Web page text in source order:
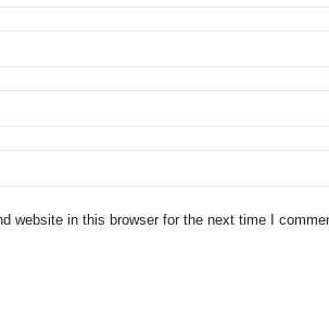
website in this browser for the next time I